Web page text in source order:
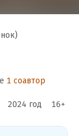
)
1 соавтор
2024 год 16+